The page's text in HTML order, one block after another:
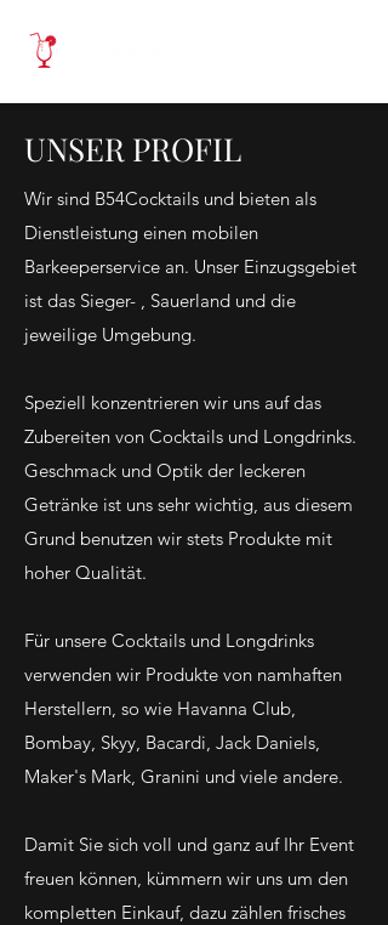
UNSER PROFIL
Wir sind B54Cocktails und bieten als
Dienstleistung einen mobilen
Barkeeperservice an. Unser Einzugsgebiet
ist das Sieger- , Sauerland und die
jeweilige Umgebung.
Speziell konzentrieren wir uns auf das
Zubereiten von Cocktails und Longdrinks.
Geschmack und Optik der leckeren
Getränke ist uns sehr wichtig, aus diesem
Grund benutzen wir stets Produkte mit
hoher Qualität.
Für unsere Cocktails und Longdrinks
verwenden wir Produkte von namhaften
Herstellern, so wie Havanna Club,
Bombay, Skyy, Bacardi, Jack Daniels,
Maker's Mark, Granini und viele andere.
Damit Sie sich voll und ganz auf Ihr Event
freuen können, kümmern wir uns um den
kompletten Einkauf, dazu zählen frisches